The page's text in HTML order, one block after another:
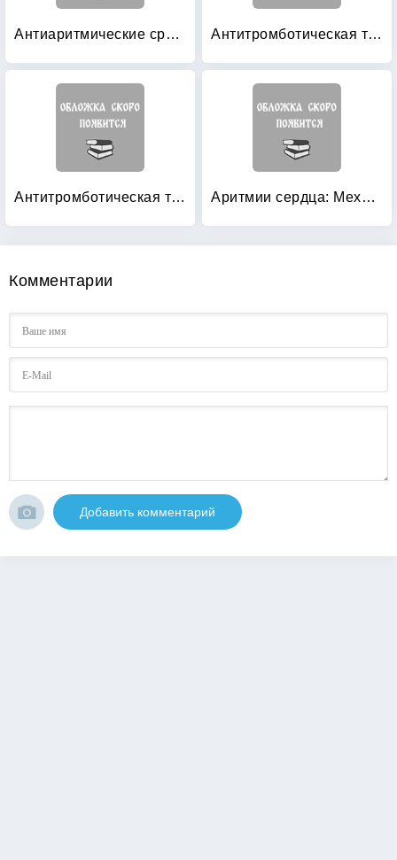
Антиаритмические средства: Практическое руководство Антитромботическая терапия в профилактике ишемического инсульта
Антитромботическая терапия ишемических нарушений мозгового кровообращения с позиций доказательной медицины Аритмии сердца: Механизмы, диагностика, лечение. В 3-х томах (количество томов: 3)
Комментарии